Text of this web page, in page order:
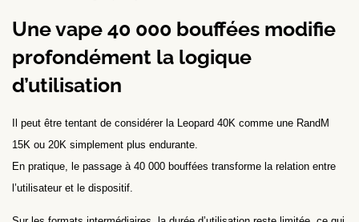
Une vape 40 000 bouffées modifie
profondément la logique
d’utilisation
Il peut être tentant de considérer la Leopard 40K comme une RandM
15K ou 20K simplement plus endurante.
En pratique, le passage à 40 000 bouffées transforme la relation entre
l’utilisateur et le dispositif.